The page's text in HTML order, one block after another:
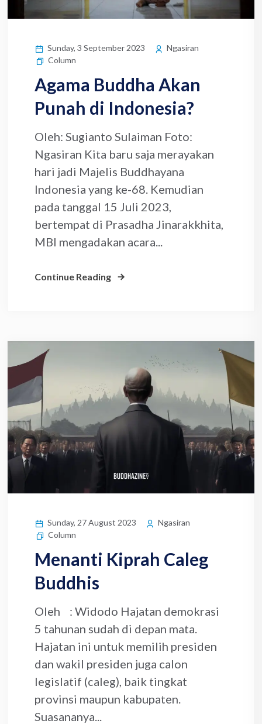
Sunday, 3 September 2023
Ngasiran
Column
Agama Buddha Akan
Punah di Indonesia?
Oleh: Sugianto Sulaiman Foto:
Ngasiran Kita baru saja merayakan
hari jadi Majelis Buddhayana
Indonesia yang ke-68. Kemudian
pada tanggal 15 Juli 2023,
bertempat di Prasadha Jinarakkhita,
MBI mengadakan acara...
Continue Reading
Sunday, 27 August 2023
Ngasiran
Column
Menanti Kiprah Caleg
Buddhis
Oleh : Widodo Hajatan demokrasi
5 tahunan sudah di depan mata.
Hajatan ini untuk memilih presiden
dan wakil presiden juga calon
legislatif (caleg), baik tingkat
provinsi maupun kabupaten.
Suasananya...